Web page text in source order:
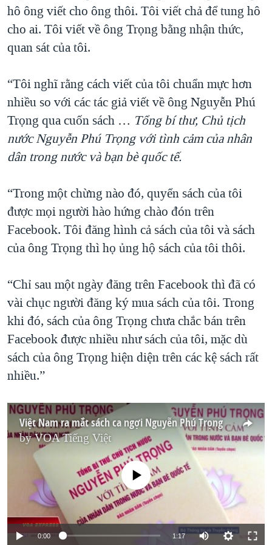
hô ông viết cho ông thôi. Tôi viết chả để tung hô
cho ai. Tôi viết về ông Trọng bằng nhận thức,
quan sát của tôi.
“Tôi nghĩ rằng cách viết của tôi chuẩn mực hơn
nhiều so với các tác giả viết về ông Nguyễn Phú
Trọng qua cuốn sách … Tổng bí thư, Chủ tịch
nước Nguyễn Phú Trọng với tình cảm của nhân
dân trong nước và bạn bè quốc tế.
“Trong một chừng nào đó, quyển sách của tôi
được mọi người hào hứng chào đón trên
Facebook. Tôi đăng hình cả sách của tôi và sách
của ông Trọng thì họ ủng hộ sách của tôi thôi.
“Chỉ sau một ngày đăng trên Facebook thì đã có
vài chục người đăng ký mua sách của tôi. Trong
khi đó, sách của ông Trọng chưa chắc bán trên
Facebook được nhiều như sách của tôi, mặc dù
sách của ông Trọng hiện diện trên các kệ sách rất
nhiều.”
Việt Nam ra mắt sách ca ngợi Nguyễn Phú Trọng
byVOA Tiếng Việt
No media source currently available
0:00 1:17